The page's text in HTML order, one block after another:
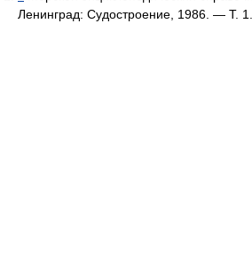
Ленинград: Судостроение, 1986. — Т.